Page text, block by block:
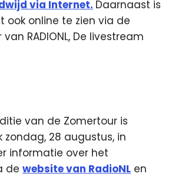
via Internet. Daarnaast is
ook online te zien via de
RADIONL, De livestream
van de Zomertour is
zondag, 28 augustus, in
informatie over het
de website van RadioNL en